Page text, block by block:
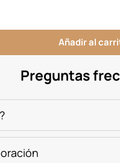
Añadir al
Preguntas